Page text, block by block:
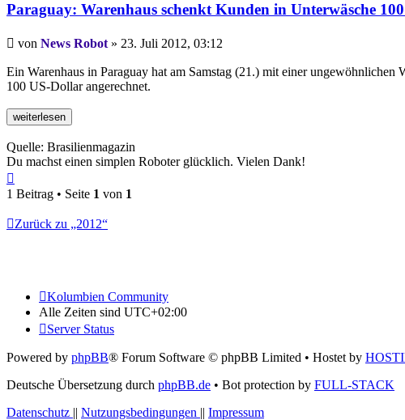
Paraguay: Warenhaus schenkt Kunden in Unterwäsche
Beitrag
von News Robot » 23. Juli 2012, 03:12
Ein Warenhaus in Paraguay hat am Samstag (21.) mit einer
100 US-Dollar angerechnet.
Quelle: Brasilienmagazin
Du machst einen simplen Roboter glücklich. Vielen Dank!
oben
1 Beitrag • Seite 1 von 1
Zurück zu „2012“
Kolumbien Community
Alle Zeiten sind UTC+02:00
Server Status
Powered by phpBB® Forum Software © phpBB Limited • Hostet by
Deutsche Übersetzung durch phpBB.de • Bot protection by FULL-STACK
Datenschutz || Nutzungsbedingungen || Impressum